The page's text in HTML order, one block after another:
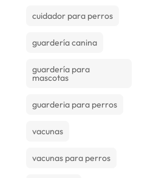
cuidador para perros
guardería canina
guardería para
mascotas
guarderia para perros
vacunas
vacunas para perros